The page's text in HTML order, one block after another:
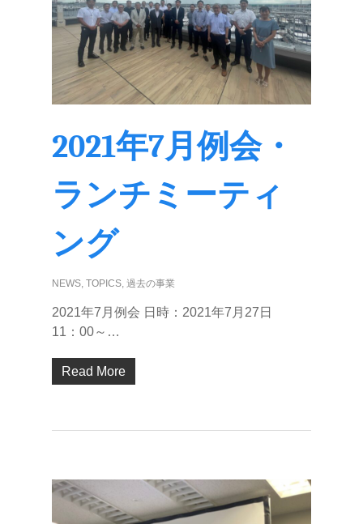
2021年7月例会・
ランチミーティ
ング
NEWS TOPICS 過去の事業
2021年7月例会 日時：2021年7月27日
11：00～…
Read More